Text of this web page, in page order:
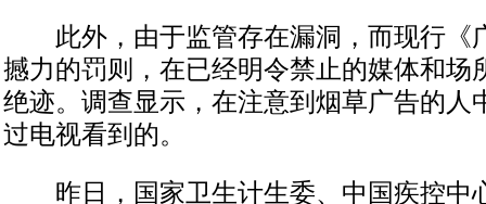
此外，由于监管存在漏洞，而现行《
撼力的罚则，在已经明令禁止的媒体和场
绝迹。调查显示，在注意到烟草广告的人
过电视看到的。
昨日，国家卫生计生委、中国疾控中